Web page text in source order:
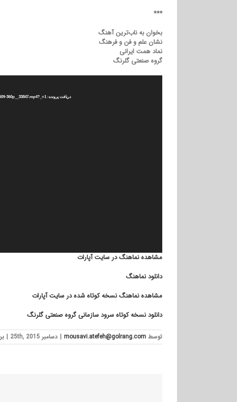
***
بخوان به ناب‌ترین آهنگ
نشان علم و فن و فرهنگ
نماد همت ایرانی
گروه صنعتی گلرنگ
دریافت پرونده: http://as6.asset.aparat.com/aparat-video/26a7a6cd6a2c1114bffb30c9c7ec0e8f3587509-360p__33847.mp4?_=1
مشاهده نماهنگ در سایت آپارات
دانلود نماهنگ
مشاهده نماهنگ نسخه کوتاه شده در سایت آپارات
دانلود نسخه کوتاه سرود سازمانی گروه صنعتی گلرنگ
توسط mousavi.atefeh@golrang.com
| دسامبر 25th, 2015 |